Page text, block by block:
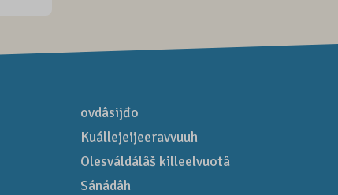
ovdâsijđo
Kuállejeijeeravvuuh
Olesváldálâš killeelvuotâ
Sánádâh